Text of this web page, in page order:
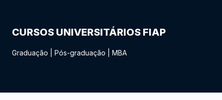
CURSOS UNIVERSITÁRIOS FIAP
Graduação Pós-graduação MBA